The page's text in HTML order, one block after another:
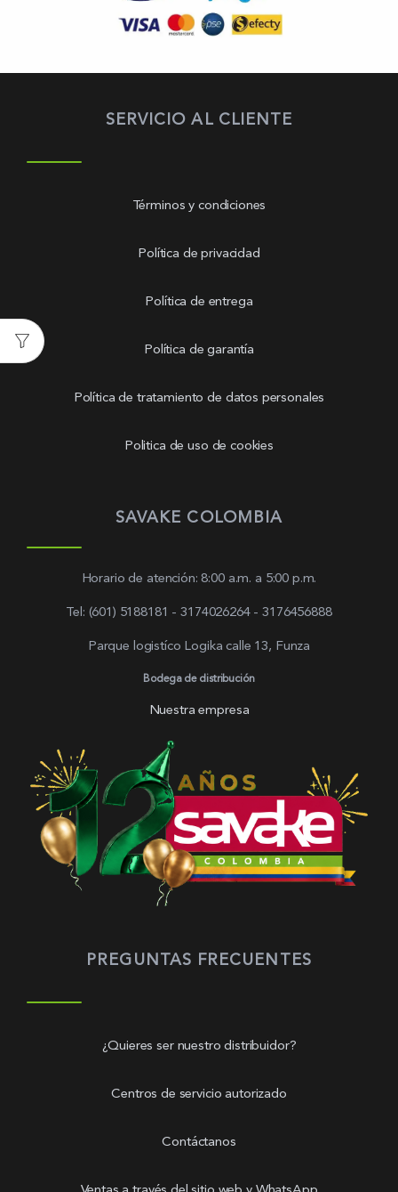
SERVICIO AL CLIENTE
Términos y condiciones
Política de privacidad
Política de entrega
Política de garantía
Política de tratamiento de datos personales
Politica de uso de cookies
SAVAKE COLOMBIA
Horario de atención: 8:00 a.m. a 5:00 p.m.
Tel: (601) 5188181 - 3174026264 - 3176456888
Parque logistíco Logika calle 13, Funza
Bodega de distribución
Nuestra empresa
PREGUNTAS FRECUENTES
¿Quieres ser nuestro distribuidor?
Centros de servicio autorizado
Contáctanos